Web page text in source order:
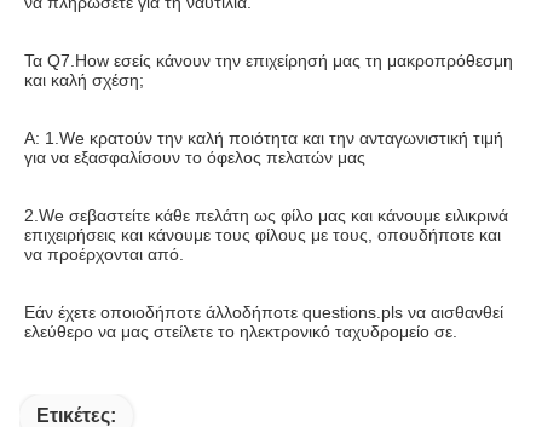
Τα Q7.How εσείς κάνουν την επιχείρησή μας τη μακροπρόθεσμη
και καλή σχέση;
Α: 1.We κρατούν την καλή ποιότητα και την ανταγωνιστική τιμή
για να εξασφαλίσουν το όφελος πελατών μας
2.We σεβαστείτε κάθε πελάτη ως φίλο μας και κάνουμε ειλικρινά
επιχειρήσεις και κάνουμε τους φίλους με τους, οπουδήποτε και
να προέρχονται από.
Εάν έχετε οποιοδήποτε άλλοδήποτε questions.pls να αισθανθεί
ελεύθερο να μας στείλετε το ηλεκτρονικό ταχυδρομείο σε.
Ετικέτες: